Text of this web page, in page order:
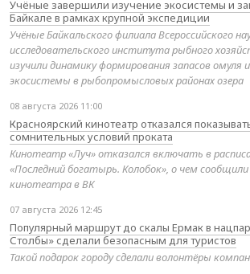
Учёные завершили изучение экосистемы и
Байкале в рамках крупной экспедиции
Учёные Байкальского филиала Всероссийского
исследовательского института рыбного
изучили динамику формирования запасов омуля
экосистемы в рыбопромысловых районах озера
08 августа 2026 11:00
Красноярский кинотеатр отказался
сомнительных условий проката
Кинотеатр «Луч» отказался включать в
«Последний богатырь. Колобок», о чем
кинотеатра в ВК
07 августа 2026 12:45
Популярный маршрут до скалы Ермак в
Столбы» сделали безопасным для туристов
Такой подарок городу сделали волонтёры